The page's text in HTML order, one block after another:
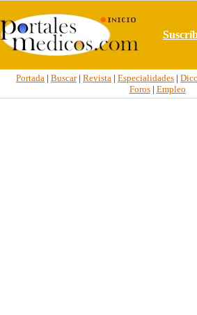
Portada | Buscar| Revista | Especialidades |
Foros| Empleo